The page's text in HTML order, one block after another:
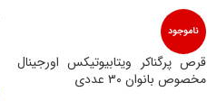
ناموجود
قرص پرگناکر ویتابیوتیکس اورجینال
مخصوص بانوان ۳۰ عددی